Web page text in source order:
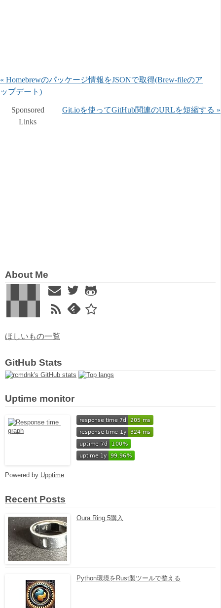
« Homebrewのパッケージ情報をJSONで取得(Brew-fileのア
ップデート)
Git.ioを使ってGitHub関連のURLを短縮する »
Sponsored
Links
About Me
ほしいもの一覧
GitHub Stats
Uptime monitor
Powered by Upptime
Recent Posts
Oura Ring 5購入
Python環境をRust製ツールで整える